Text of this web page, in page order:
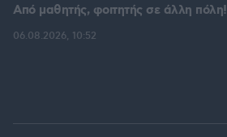
Από μαθητής, φοιτητής σε άλλη πόλη!
06.08.2026, 10:52